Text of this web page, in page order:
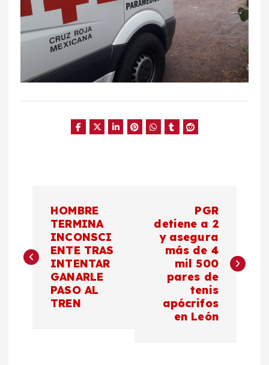
v
HOMBRE
TERMINA
INCONSCI
ENTE TRAS
INTENTAR
GANARLE
PASO AL
TREN
PGR
detiene a 2
y asegura
más de 4
mil 500
pares de
tenis
apócrifos
en León